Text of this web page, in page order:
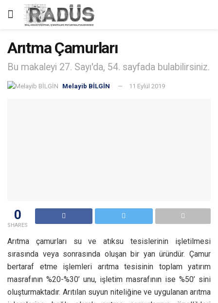
Arıtma Çamurları
Bu makaleyi 27. Sayı'da, 54. sayfada bulabilirsiniz.
Melayib BİLGİN 11 Eylül 2019
0
SHARES
Arıtma çamurları su ve atıksu tesislerinin işletilmesi
sırasında veya sonrasında oluşan bir yan üründür. Çamur
bertaraf etme işlemleri arıtma tesisinin toplam yatırım
masrafının %20-%30’ unu, işletim masrafının ise %50’ sini
oluşturmaktadır. Arıtılan suyun niteliğine ve uygulanan arıtma